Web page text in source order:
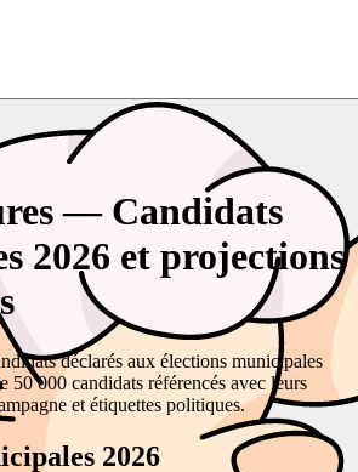
— Candidats
2026 et projections
déclarés aux élections municipales
50 000 candidats référencés avec leurs
et étiquettes politiques.
2026